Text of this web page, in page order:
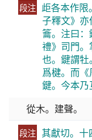
段注 歫各本作限
子釋文》
籥。注曰
禮》司門
也。鍵謂
爲楗。而
鍵。今本乃
從木。建聲。
段注 其獻切。十